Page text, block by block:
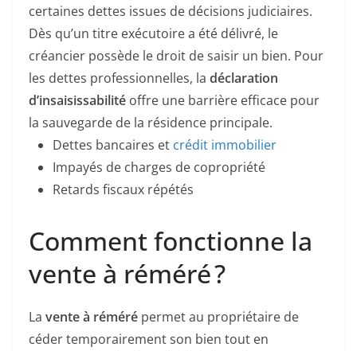
certaines dettes issues de décisions judiciaires.
Dès qu’un titre exécutoire a été délivré, le
créancier possède le droit de saisir un bien. Pour
les dettes professionnelles, la déclaration
d’insaisissabilité offre une barrière efficace pour
la sauvegarde de la résidence principale.
Dettes bancaires et crédit immobilier
Impayés de charges de copropriété
Retards fiscaux répétés
Comment fonctionne la
vente à réméré ?
La vente à réméré permet au propriétaire de
céder temporairement son bien tout en